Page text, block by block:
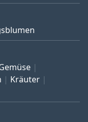
Kräuter